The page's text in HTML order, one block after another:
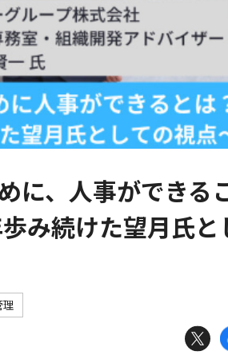
に、人事ができる
み続けた望月氏と
理